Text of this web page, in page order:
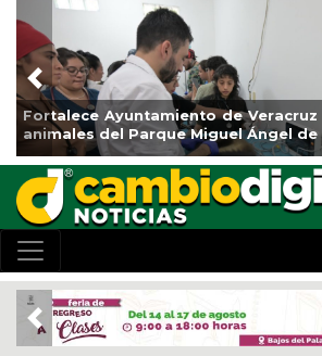
Fortalece Ayuntamiento de
animales del Parque Miguel Ángel
Previous
Previous